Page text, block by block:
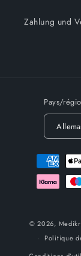
Zahlung und
Pays/
Moyens
paiement
© 2026,
Politique